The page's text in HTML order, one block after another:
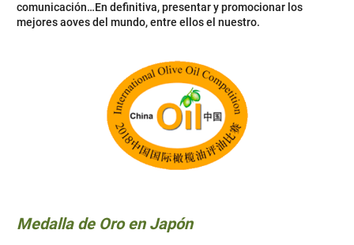
comunicación…En definitiva, presentar y promocionar los
mejores aoves del mundo, entre ellos el nuestro.
Medalla de Oro en Japón